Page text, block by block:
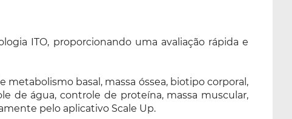
ITO, proporcionando uma avaliação rápida e
basal, massa óssea, biotipo corporal,
de água, controle de proteína, massa muscular,
pelo aplicativo Scale Up.